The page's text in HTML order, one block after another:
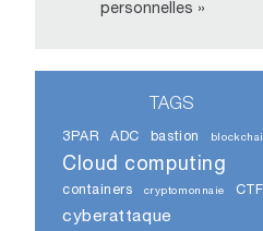
personnelles »
TAGS
3PAR ADC bastion
Cloud computing
containers cryptomonnaie CTF
cyberattaque